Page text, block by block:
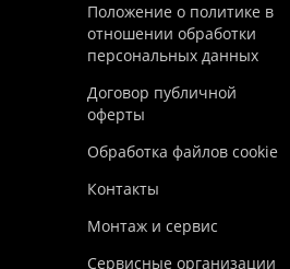
Положение о политике в
отношении обработки
персональных данных
Договор публичной
оферты
Обработка файлов cookie
Контакты
Монтаж и сервис
Сервисные организации